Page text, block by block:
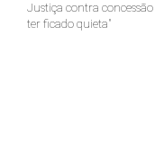
Justiça contra
ter ficado quieta"